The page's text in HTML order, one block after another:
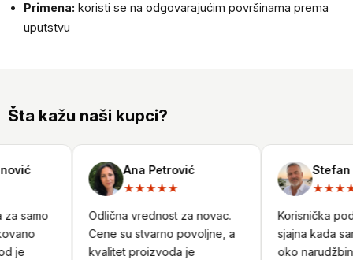
Primena: koristi se na odgovarajućim površinama prema
uputstvu
Šta kažu naši kupci?
samo
je
Ana Petrović
★★★★★
Odlična vrednost za novac.
Cene su stvarno povoljne, a
kvalitet proizvoda je
Stefan
Korisnička
sjajna kada
oko